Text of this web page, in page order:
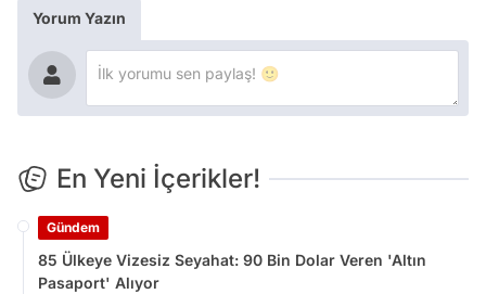
Yorum Yazın
En Yeni İçerikler!
Gündem
85 Ülkeye Vizesiz Seyahat: 90 Bin Dolar Veren 'Altın
Pasaport' Alıyor